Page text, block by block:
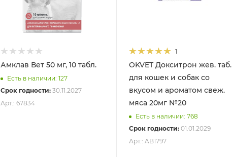
Амклав Вет 50 мг, 10 табл.
Есть в наличии: 127
Срок годности: 30.11.2027
Арт.: 67834
1
OKVET Докситрон жев. таб.
для кошек и собак со
вкусом и ароматом свеж.
мяса 20мг №20
Есть в наличии: 768
Срок годности: 01.01.2029
Арт.: AB1797